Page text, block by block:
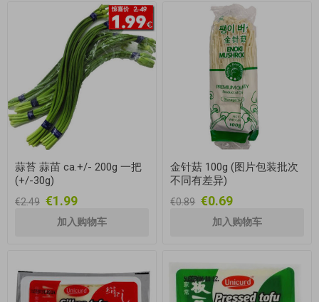
蒜苔 蒜苗 ca.+/- 200g 一把
(+/-30g)
€2.49 €1.99
金针菇 100g (图片包装批次
不同有差异)
€0.89 €0.69